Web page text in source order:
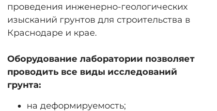
проведения инженерно-геологических
изысканий грунтов для строительства в
Краснодаре и крае.
Оборудование лаборатории позволяет
проводить все виды исследований
грунта:
на деформируемость;